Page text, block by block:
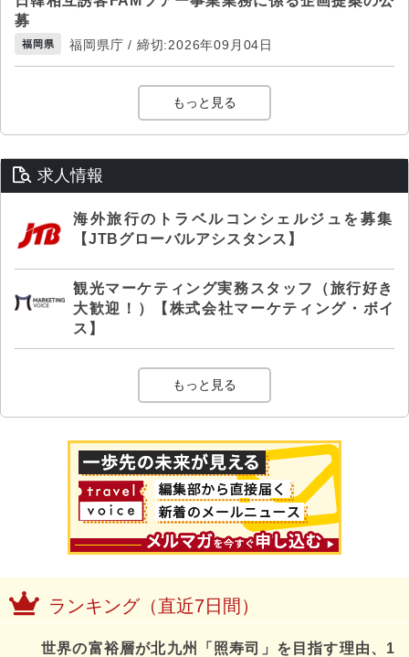
募
福岡県 福岡県庁 / 締切:2026年09月04日
もっと見る
求人情報
海外旅行のトラベルコンシェルジュを募集
【JTBグローバルアシスタンス】
観光マーケティング実務スタッフ（旅行好き
大歓迎！）【株式会社マーケティング・ボイ
ス】
もっと見る
ランキング（直近7日間）
世界の富裕層が北九州「照寿司」を目指す理由、1